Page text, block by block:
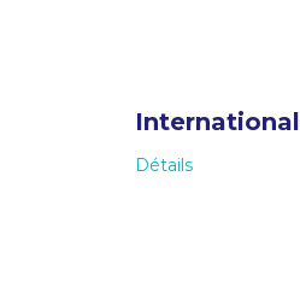
Détails